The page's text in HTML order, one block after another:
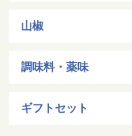
山椒
調味料・薬味
ギフトセット